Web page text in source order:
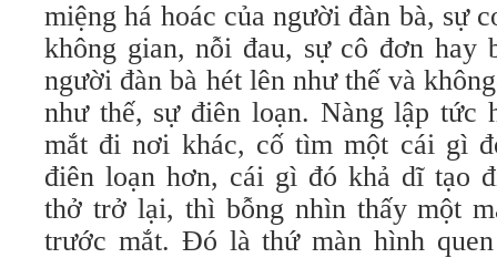
miệng há hoác của người đàn bà, sự
không gian, nỗi đau, sự cô đơn hay
người đàn bà hét lên như thế và
như thế, sự điên loạn. Nàng lập tức
mắt đi nơi khác, cố tìm một cái gì
điên loạn hơn, cái gì đó khả dĩ tạo
thở trở lại, thì bỗng nhìn thấy một
trước mắt. Đó là thứ màn hình